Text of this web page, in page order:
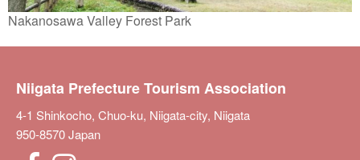
Nakanosawa Valley Forest Park
Niigata Prefecture Tourism Association
4-1 Shinkocho, Chuo-ku, Niigata-city, Niigata
950-8570 Japan